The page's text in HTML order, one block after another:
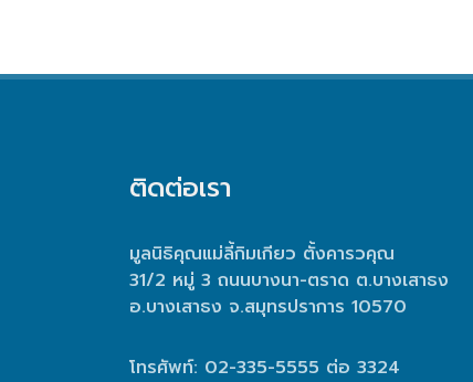
ติดต่อเรา
มูลนิธิคุณแม่ลี้กิมเกียว ตั้งคารวคุณ
31/2 หมู่ 3 ถนนบางนา-ตราด ต.บางเสาธง
อ.บางเสาธง จ.สมุทรปราการ 10570
โทรศัพท์: 02-335-5555 ต่อ 3324